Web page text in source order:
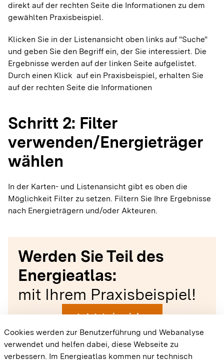
direkt auf der rechten Seite die Informationen zu dem
gewählten Praxisbeispiel.
Klicken Sie in der Listenansicht oben links auf "Suche"
und geben Sie den Begriff ein, der Sie interessiert. Die
Ergebnisse werden auf der linken Seite aufgelistet.
Durch einen Klick auf ein Praxisbeispiel, erhalten Sie
auf der rechten Seite die Informationen
Schritt 2: Filter
verwenden/Energieträger
wählen
In der Karten- und Listenansicht gibt es oben die
Möglichkeit Filter zu setzen. Filtern Sie Ihre Ergebnisse
nach Energieträgern und/oder Akteuren.
Werden Sie Teil des
Energieatlas:
mit Ihrem Praxisbeispiel!
arrow_forwardJetzt einreichen
{{#displayPraxisbeispielMap}} {{{body}}}
Cookies werden zur Benutzerführung und Webanalyse
verwendet und helfen dabei, diese Webseite zu
verbessern. Im Energieatlas kommen nur technisch